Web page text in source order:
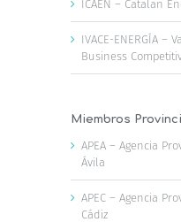
ICAEN – Catalan
IVACE-ENERGÍA –
Business
Miembros
APEA – Agencia
Ávila
APEC – Agencia
Cádiz